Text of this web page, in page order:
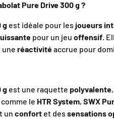
Pure Drive 300 g ?
g est idéale pour les joueurs
pour un jeu offensif.
une réactivitéaccrue pour
g est une raquette polyvalente
le HTR System, SWX
un confort et des sensations